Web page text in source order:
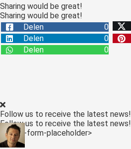
Sharing would be great!
Sharing would be great!
Delen
0
Delen
0
Delen
0
Follow us to receive the latest news!
Follow us to receive the latest news!
<:optin-form-placeholder>